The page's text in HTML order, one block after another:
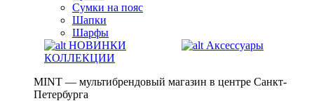
Сумки на пояс
Шапки
Шарфы
НОВИНКИ
КОЛЛЕКЦИИ
Аксессуары
MINT — мультибрендовый магазин в центре Санкт-
Петербурга